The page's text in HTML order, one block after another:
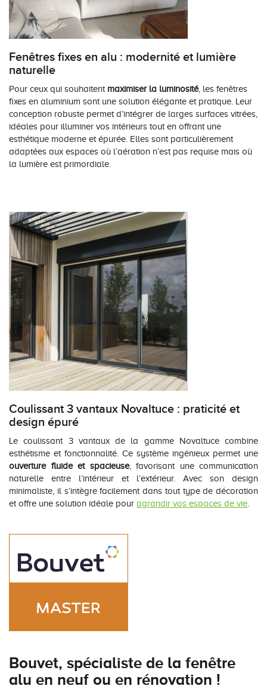
Fenêtres fixes en alu : modernité et lumière
naturelle
Pour ceux qui souhaitent maximiser la luminosité, les fenêtres
fixes en aluminium sont une solution élégante et pratique. Leur
conception robuste permet d’intégrer de larges surfaces vitrées,
idéales pour illuminer vos intérieurs tout en offrant une
esthétique moderne et épurée. Elles sont particulièrement
adaptées aux espaces où l’aération n’est pas requise mais où
la lumière est primordiale.
Coulissant 3 vantaux Novaltuce : praticité et
design épuré
Le coulissant 3 vantaux de la gamme Novaltuce combine
esthétisme et fonctionnalité. Ce système ingénieux permet une
ouverture fluide et spacieuse, favorisant une communication
naturelle entre l’intérieur et l’extérieur. Avec son design
minimaliste, il s’intègre facilement dans tout type de décoration
et offre une solution idéale pour agrandir vos espaces de vie
Bouvet, spécialiste de la fenêtre
alu en neuf ou en rénovation !